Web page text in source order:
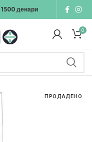
1500денари
0
ПРОДАДЕНО